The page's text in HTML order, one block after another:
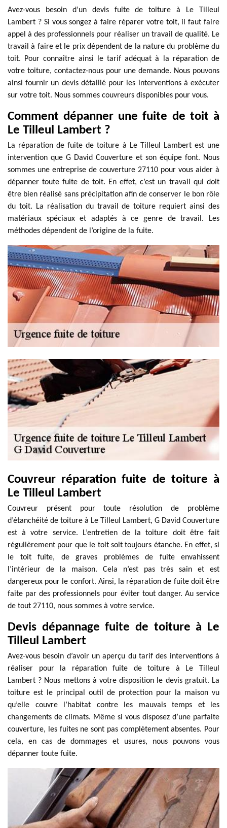
Avez-vous besoin d’un devis fuite de toiture à Le Tilleul
Lambert ? Si vous songez à faire réparer votre toit, il faut faire
appel à des professionnels pour réaliser un travail de qualité. Le
travail à faire et le prix dépendent de la nature du problème du
toit. Pour connaître ainsi le tarif adéquat à la réparation de
votre toiture, contactez-nous pour une demande. Nous pouvons
ainsi fournir un devis détaillé pour les interventions à exécuter
sur votre toit. Nous sommes couvreurs disponibles pour vous.
Comment dépanner une fuite de toit à
Le Tilleul Lambert ?
La réparation de fuite de toiture à Le Tilleul Lambert est une
intervention que G David Couverture et son équipe font. Nous
sommes une entreprise de couverture 27110 pour vous aider à
dépanner toute fuite de toit. En effet, c’est un travail qui doit
être bien réalisé sans précipitation afin de conserver le bon rôle
du toit. La réalisation du travail de toiture requiert ainsi des
matériaux spéciaux et adaptés à ce genre de travail. Les
méthodes dépendent de l’origine de la fuite.
Couvreur réparation fuite de toiture à
Le Tilleul Lambert
Couvreur présent pour toute résolution de problème
d’étanchéité de toiture à Le Tilleul Lambert, G David Couverture
est à votre service. L’entretien de la toiture doit être fait
régulièrement pour que le toit soit toujours étanche. En effet, si
le toit fuite, de graves problèmes de fuite envahissent
l’intérieur de la maison. Cela n’est pas très sain et est
dangereux pour le confort. Ainsi, la réparation de fuite doit être
faite par des professionnels pour éviter tout danger. Au service
de tout 27110, nous sommes à votre service.
Devis dépannage fuite de toiture à Le
Tilleul Lambert
Avez-vous besoin d’avoir un aperçu du tarif des interventions à
réaliser pour la réparation fuite de toiture à Le Tilleul
Lambert ? Nous mettons à votre disposition le devis gratuit. La
toiture est le principal outil de protection pour la maison vu
qu’elle couvre l’habitat contre les mauvais temps et les
changements de climats. Même si vous disposez d’une parfaite
couverture, les fuites ne sont pas complètement absentes. Pour
cela, en cas de dommages et usures, nous pouvons vous
dépanner toute fuite.